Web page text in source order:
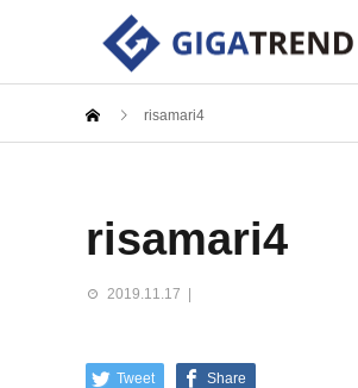
risamari4
risamari4
2019.11.17
Tweet Share